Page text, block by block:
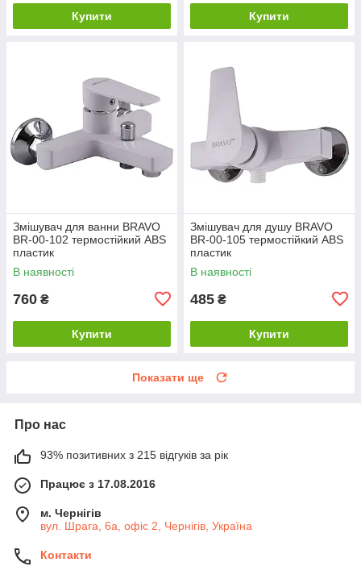
Купити Купити
Змішувач для ванни BRAVO
BR-00-102 термостійкий ABS
пластик
В наявності
760 ₴
Купити
Змішувач для душу BRAVO
BR-00-105 термостійкий ABS
пластик
В наявності
485 ₴
Купити
Показати ще
Про нас
93% позитивних з 215 відгуків за рік
Працює з 17.08.2016
м. Чернігів
вул. Шрага, 6а, офіс 2, Чернігів, Україна
Контакти